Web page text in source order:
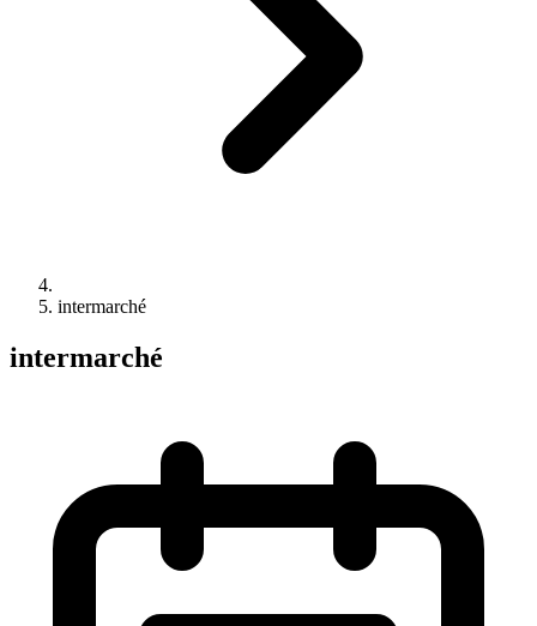
intermarché
intermarché